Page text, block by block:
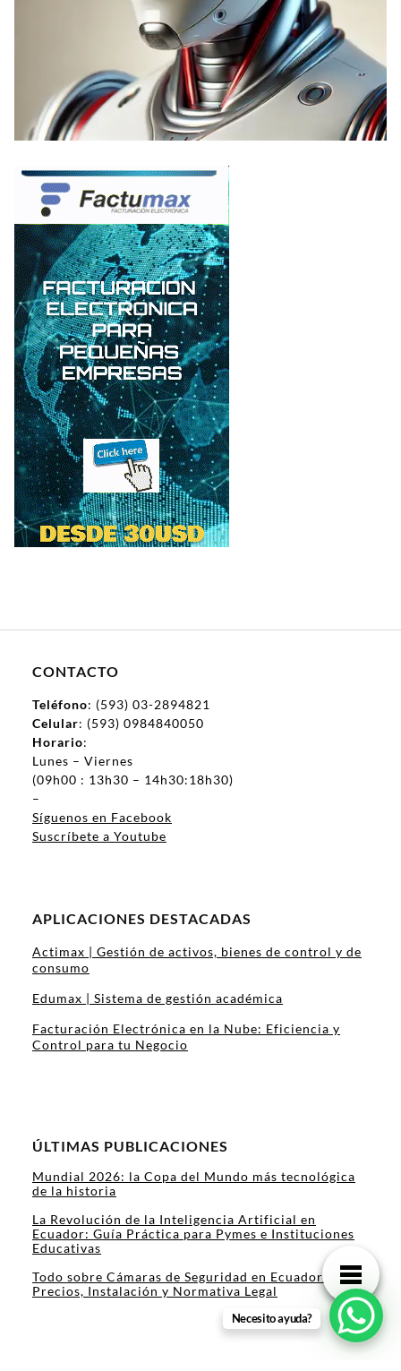
CONTACTO
Teléfono: (593) 03-2894821
Celular: (593) 0984840050
Horario:
Lunes – Viernes
(09h00 : 13h30 – 14h30:18h30)
–
Síguenos en Facebook
Suscríbete a Youtube
APLICACIONES DESTACADAS
Actimax | Gestión de activos, bienes de control y de
consumo
Edumax | Sistema de gestión académica
Facturación Electrónica en la Nube: Eficiencia y
Control para tu Negocio
ÚLTIMAS PUBLICACIONES
Mundial 2026: la Copa del Mundo más tecnológica
de la historia
La Revolución de la Inteligencia Artificial en
Ecuador: Guía Práctica para Pymes e Instituciones
Educativas
Todo sobre Cámaras de Seguridad en Ecuador:
Precios, Instalación y Normativa Legal
Necesito ayuda?